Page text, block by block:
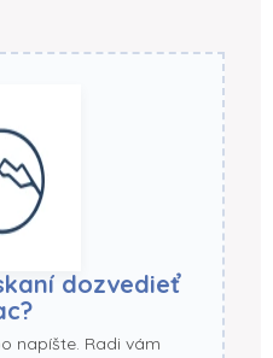
dozvedieť
napíšte. Radi vám